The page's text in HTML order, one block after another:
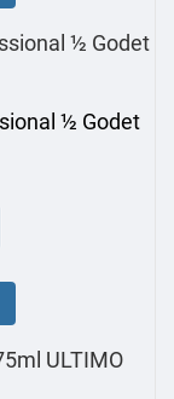
½ Godet